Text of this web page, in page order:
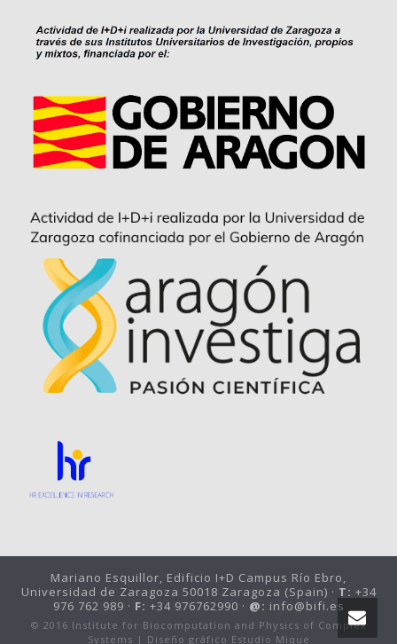
Mariano Esquillor, Edificio I+D Campus Río Ebro,
Universidad de Zaragoza 50018 Zaragoza (Spain) · T: +34
976 762 989 · F: +34 976762990 · @: info@bifi.es
© 2016 Institute for Biocomputation and Physics of Complex
Systems | Diseño gráfico Estudio Mique